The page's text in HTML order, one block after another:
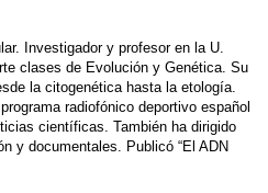
Investigador y profesor en la U.
clases de Evolución y Genética. Su
la citogenética hasta la etología.
radiofónico deportivo español
científicas. También ha dirigido
y documentales. Publicó “El ADN